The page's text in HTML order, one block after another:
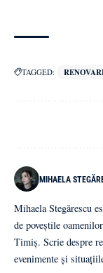
TAGGED:
MIHAELA
Mihaela Stegărescu
de poveștile
Timiș. Scrie despre
evenimente și